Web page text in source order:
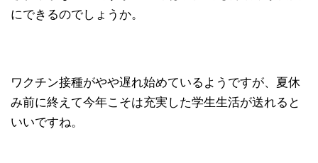
にできるのでしょうか。
ワクチン接種がやや遅れ始めているようですが、夏休
み前に終えて今年こそは充実した学生生活が送れると
いいですね。